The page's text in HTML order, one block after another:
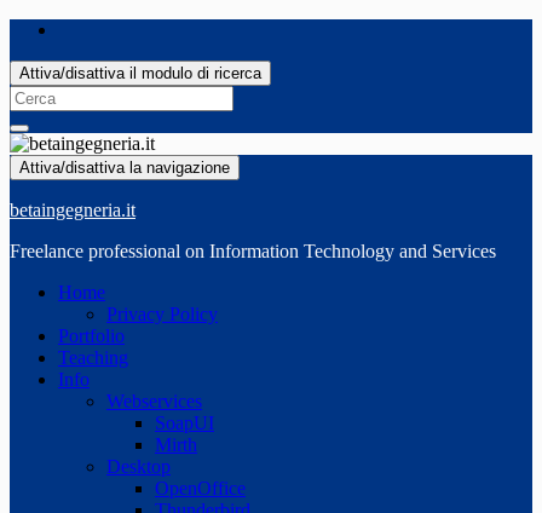
Attiva/disattiva il modulo di ricerca
Search
for:
Attiva/disattiva la navigazione
betaingegneria.it
Freelance professional on Information Technology and Services
Home
Privacy Policy
Portfolio
Teaching
Info
Webservices
SoapUI
Mirth
Desktop
OpenOffice